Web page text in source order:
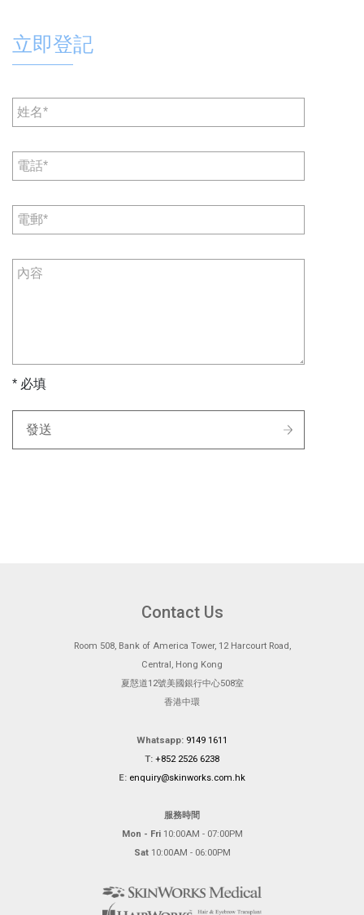
立即登記
* 必填
發送
Contact Us
Room 508, Bank of America Tower, 12 Harcourt Road,
Central, Hong Kong
夏慤道12號美國銀行中心508室
香港中環
Whatsapp: 9149 1611
T: +852 2526 6238
E: enquiry@skinworks.com.hk
服務時間
Mon - Fri10:00AM - 07:00PM
Sat10:00AM - 06:00PM